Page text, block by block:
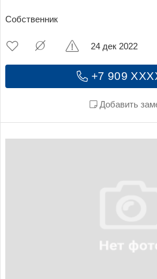
Собственник
+7 909
Добавить
24 дек 2022